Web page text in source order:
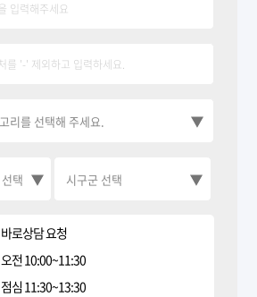
바로상담 요청
오전 10:00~11:30
점심 11:30~13:30